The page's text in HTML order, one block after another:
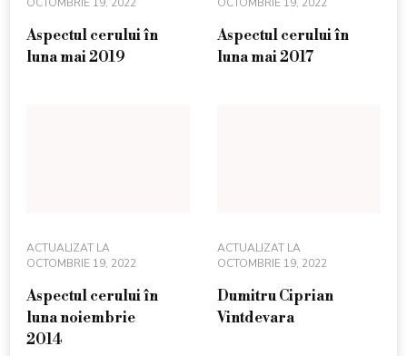
Aspectul cerului în
luna mai 2019
Aspectul cerului în
luna mai 2017
ACTUALIZAT LA
OCTOMBRIE 19, 2022
Aspectul cerului în
luna noiembrie
2014
ACTUALIZAT LA
OCTOMBRIE 19, 2022
Dumitru Ciprian
Vintdevara